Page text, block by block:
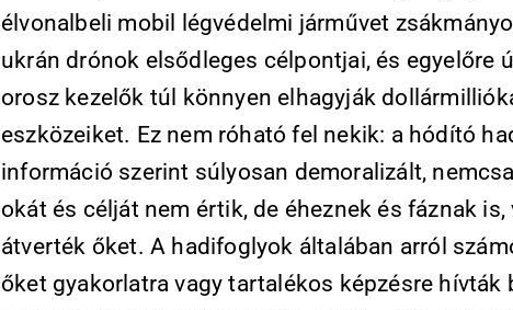
élvonalbeli mobil légvédelmi járművet
ukrán drónok elsődleges célpontjai, és egyelőre
orosz kezelők túl könnyen elhagyják
eszközeiket. Ez nem róható fel nekik: a hódító
információ szerint súlyosan demoralizált,
okát és célját nem értik, de éheznek és fáznak
átverték őket. A hadifoglyok általában arról
őket gyakorlatra vagy tartalékos képzésre hívták